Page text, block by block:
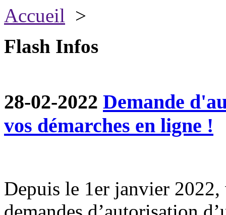
Accueil >
Flash Infos
28-02-2022 Demande
vos démarches en ligne !
Depuis le 1er janvier